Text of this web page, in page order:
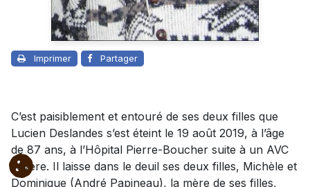
Imprimer Partager
C’est paisiblement et entouré de ses deux filles que
Lucien Deslandes s’est éteint le 19 août 2019, à l’âge
de 87 ans, à l’Hôpital Pierre-Boucher suite à un AVC
sévère. Il laisse dans le deuil ses deux filles, Michèle et
Dominique (André Papineau), la mère de ses filles,